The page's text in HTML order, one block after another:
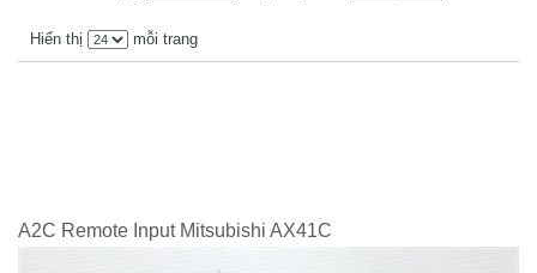
Hiển thị mỗi trang
A2C Remote Input Mitsubishi AX41C